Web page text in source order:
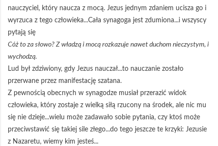
nauczyciel, który naucza z mocą. Jezus jednym zdaniem ucisza go i
wyrzuca z tego człowieka...Cała synagoga jest zdumiona...i wszyscy
pytają się
Cóż to za słowo? Z władzą i mocą rozkazuje nawet duchom nieczystym, i
wychodzą.
Lud był zdziwiony, gdy Jezus nauczał...to nauczanie zostało
przerwane przez manifestację szatana.
Z pewnością obecnych w synagodze musiał przerazić widok
człowieka, który zostaje z wielką siłą rzucony na środek, ale nic mu
się nie dzieje...wielu może zadawało sobie pytania, czy ktoś może
przeciwstawić się takiej sile złego...do tego jeszcze te krzyki: Jezusie
z Nazaretu, wiemy kim jesteś...